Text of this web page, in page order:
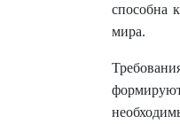
способна
мира.